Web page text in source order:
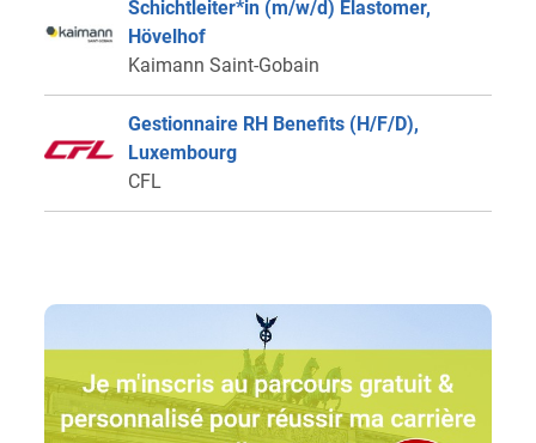
Schichtleiter*in (m/w/d) Elastomer,
Hövelhof
Kaimann Saint-Gobain
Gestionnaire RH Benefits (H/F/D),
Luxembourg
CFL